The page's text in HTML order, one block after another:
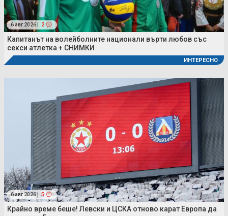
6 авг 2026 | 2
Капитанът на волейболните национали върти любов със
секси атлетка + СНИМКИ
ИНТЕРЕСНО
6 авг 2026 | 5
Крайно време беше! Левски и ЦСКА отново карат Европа да